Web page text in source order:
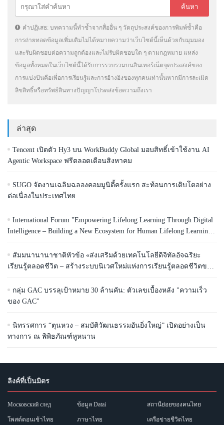
คำปฏิเสธ: บทความนี้ทำซ้ำจากสื่ออื่น ๆ วัตถุประสงค์ของการพิมพ์ซ้ำคือ
การถ่ายทอดข้อมูลเพิ่มเติมไม่ได้หมายความว่าเว็บไซต์นี้เห็นด้วยกับมุมมอง
และรับผิดชอบต่อความถูกต้องและไม่รับผิดชอบใด ๆ ตามกฎหมาย แหล่ง
ข้อมูลทั้งหมดในเว็บไซต์นี้ได้รับการรวบรวมบนอินเทอร์เน็ตจุดประสงค์ของ
การแบ่งปันคือเพื่อการเรียนรู้และการอ้างอิงของทุกคนเท่านั้นหากมีการละเมิด
ลิขสิทธิ์หรือทรัพย์สินทางปัญญาโปรดส่งข้อความถึงเรา
ล่าสุด
Tencent เปิดตัว Hy3 บน WorkBuddy Global มอบสิทธิ์เข้าใช้งาน AI
Agentic Workspace ฟรีตลอดเดือนสิงหาคม
SUGO จัดงานเฉลิมฉลองคอมมูนิตี้ครั้งแรก สะท้อนการเติบโตอย่าง
ต่อเนื่องในประเทศไทย
International Forum "Empowering Lifelong Learning Through Digital
Intelligence – Building a New Ecosystem for Human Lifelong Learning"
Convenes
สัมมนานานาชาติหัวข้อ «ส่งเสริมด้วยเทคโนโลยีดิจิทัลอัจฉริยะ
เรียนรู้ตลอดชีวิต – สร้างระบบนิเวศใหม่แห่งการเรียนรู้ตลอดชีวิตของ
มนุษย์» จัดขึ้น
กลุ่ม GAC บรรลุเป้าหมาย 30 ล้านคัน: ตัวเลขเบื้องหลัง "ความเร็ว
ของ GAC"
นิทรรศการ “ตุนหวง – สมบัติวัฒนธรรมอันยิ่งใหญ่” เปิดอย่างเป็น
ทางการ ณ พิพิธภัณฑ์หูหนาน
ลิงค์ที่เป็นมิตร
Московский след ข้อมูล Datai สถานีย่อยของคนไทย
โพสต์ตอนเช้าไทย ภาษาไทย เครือข่ายชีวิตไทย